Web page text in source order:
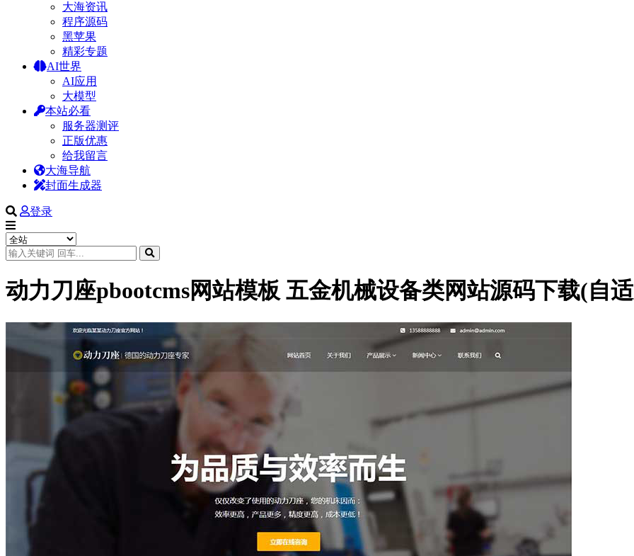
大海资讯
程序源码
黑苹果
精彩专题
AI世界
AI应用
大模型
本站必看
服务器测评
正版优惠
给我留言
大海导航
封面生成器
登录
动力刀座pbootcms网站模板 五金机械设备类网站源码下载(自